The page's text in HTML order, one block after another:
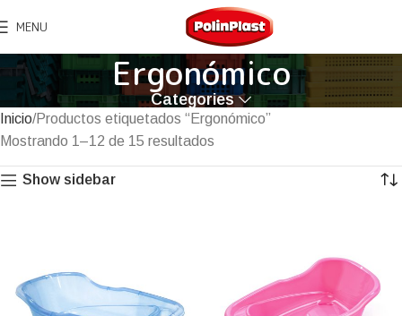
MENU
Ergonómico
Categories
Inicio Productos etiquetados “Ergonómico”
Mostrando 1–12 de 15 resultados
Show sidebar